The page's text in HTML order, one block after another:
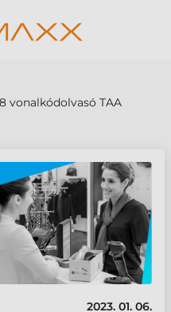
vonalkódolvasó TAA
2023. 01. 06.